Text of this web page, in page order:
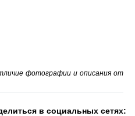
фотографии и описания от
в социальных сетях: